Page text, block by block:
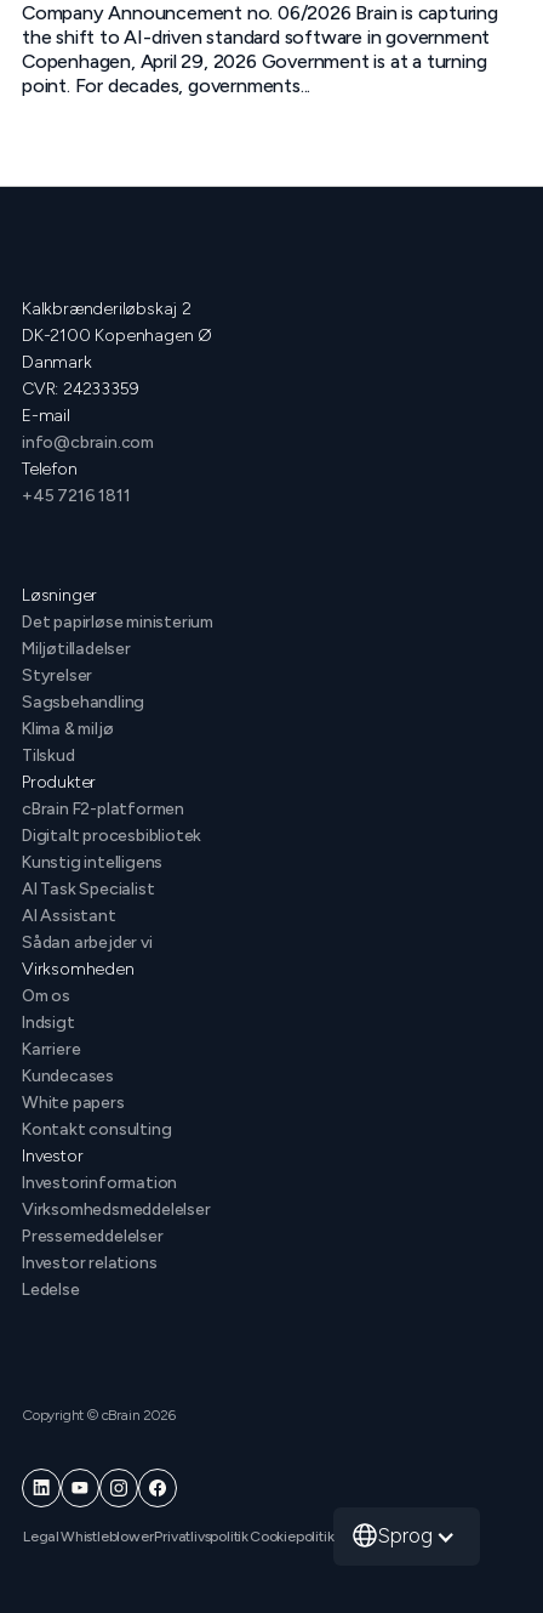
Company Announcement no. 06/2026 Brain is capturing
the shift to AI-driven standard software in government
Copenhagen, April 29, 2026 Government is at a turning
point. For decades, governments...
Kalkbrænderiløbskaj 2
DK-2100 Kopenhagen Ø
Danmark
CVR: 24233359
E-mail
info@cbrain.com
Telefon
+45 7216 1811
Løsninger
Det papirløse ministerium
Miljøtilladelser
Styrelser
Sagsbehandling
Klima & miljø
Tilskud
Produkter
cBrain F2-platformen
Digitalt procesbibliotek
Kunstig intelligens
AI Task Specialist
AI Assistant
Sådan arbejder vi
Virksomheden
Om os
Indsigt
Karriere
Kundecases
White papers
Kontakt consulting
Investor
Investorinformation
Virksomhedsmeddelelser
Pressemeddelelser
Investor relations
Ledelse
Copyright © cBrain 2026
LegalWhistleblowerPrivatlivspolitikCookiepolitik Sprog